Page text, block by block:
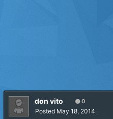
don vito 0
Posted May 18, 2014